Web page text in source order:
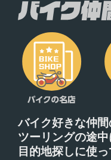
バイク好きな仲
ツーリングの途中
目的地探しに使っ